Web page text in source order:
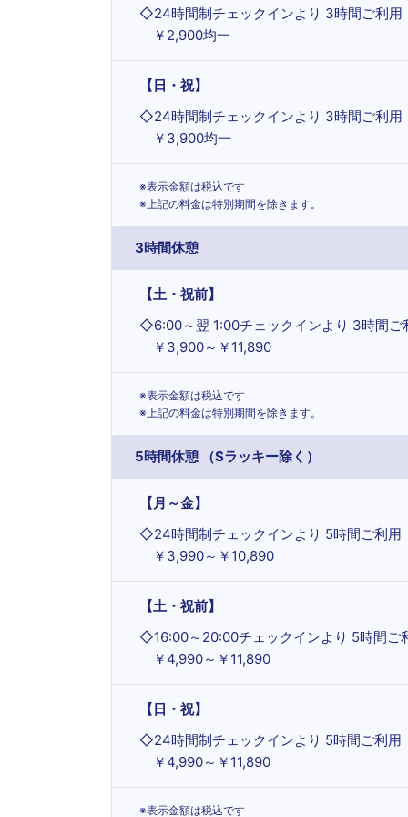
◇24時間制チェックインより 3時間ご利用
￥2,900均一
【日・祝】
◇24時間制チェックインより 3時間ご利用
￥3,900均一
※表示金額は税込です
※上記の料金は特別期間を除きます。
3時間休憩
【土・祝前】
◇6:00～翌 1:00チェックインより 3時間ご
￥3,900～￥11,890
※表示金額は税込です
※上記の料金は特別期間を除きます。
5時間休憩 （Sラッキー除く）
【月～金】
◇24時間制チェックインより 5時間ご利用
￥3,990～￥10,890
【土・祝前】
◇16:00～20:00チェックインより 5時間ご
￥4,990～￥11,890
【日・祝】
◇24時間制チェックインより 5時間ご利用
￥4,990～￥11,890
※表示金額は税込です